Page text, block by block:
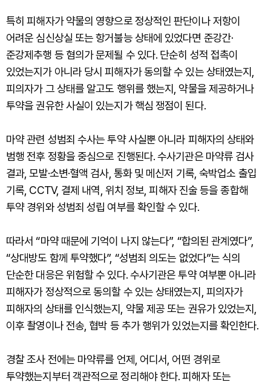
특히 피해자가 약물의 영향으로 정상적인 판단이나 저항이
어려운 심신상실 또는 항거불능 상태에 있었다면 준강간·
준강제추행 등 혐의가 문제될 수 있다. 단순히 성적 접촉이
있었는지가 아니라 당시 피해자가 동의할 수 있는 상태였는지,
피의자가 그 상태를 알고도 행위를 했는지, 약물을 제공하거나
투약을 권유한 사실이 있는지가 핵심 쟁점이 된다.
마약 관련 성범죄 수사는 투약 사실뿐 아니라 피해자의 상태와
범행 전후 정황을 중심으로 진행된다. 수사기관은 마약류 검사
결과, 모발·소변·혈액 검사, 통화 및 메신저 기록, 숙박업소 출입
기록, CCTV, 결제 내역, 위치 정보, 피해자 진술 등을 종합해
투약 경위와 성범죄 성립 여부를 확인할 수 있다.
따라서 “마약 때문에 기억이 나지 않는다”, “합의된 관계였다”,
“상대방도 함께 투약했다”, “성범죄 의도는 없었다”는 식의
단순한 대응은 위험할 수 있다. 수사기관은 투약 여부뿐 아니라
피해자가 정상적으로 동의할 수 있는 상태였는지, 피의자가
피해자의 상태를 인식했는지, 약물 제공 또는 권유가 있었는지,
이후 촬영이나 전송, 협박 등 추가 행위가 있었는지를 확인한다.
경찰 조사 전에는 마약류를 언제, 어디서, 어떤 경위로
투약했는지부터 객관적으로 정리해야 한다. 피해자 또는